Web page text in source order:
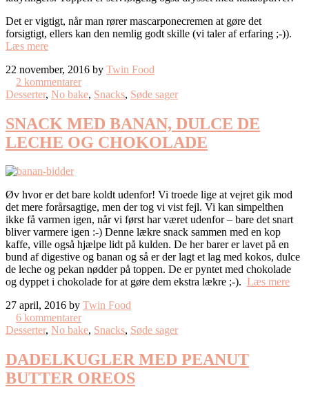
Det er vigtigt, når man rører mascarponecremen at gøre det
forsigtigt, ellers kan den nemlig godt skille (vi taler af erfaring ;-)).
Læs mere
22 november, 2016 by Twin Food
2 kommentarer
Desserter, No bake, Snacks, Søde sager
SNACK MED BANAN, DULCE DE
LECHE OG CHOKOLADE
Øv hvor er det bare koldt udenfor! Vi troede lige at vejret gik mod
det mere forårsagtige, men der tog vi vist fejl. Vi kan simpelthen
ikke få varmen igen, når vi først har været udenfor – bare det snart
bliver varmere igen :-) Denne lækre snack sammen med en kop
kaffe, ville også hjælpe lidt på kulden. De her barer er lavet på en
bund af digestive og banan og så er der lagt et lag med kokos, dulce
de leche og pekan nødder på toppen. De er pyntet med chokolade
og dyppet i chokolade for at gøre dem ekstra lækre ;-). Læs mere
27 april, 2016 by Twin Food
6 kommentarer
Desserter, No bake, Snacks, Søde sager
DADELKUGLER MED PEANUT
BUTTER OREOS